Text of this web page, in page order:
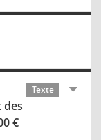
Texte
des
€